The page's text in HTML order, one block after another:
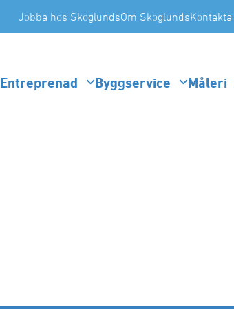
Jobba hos SkoglundsOm SkoglundsKontakta
Entreprenad Byggservice Måleri